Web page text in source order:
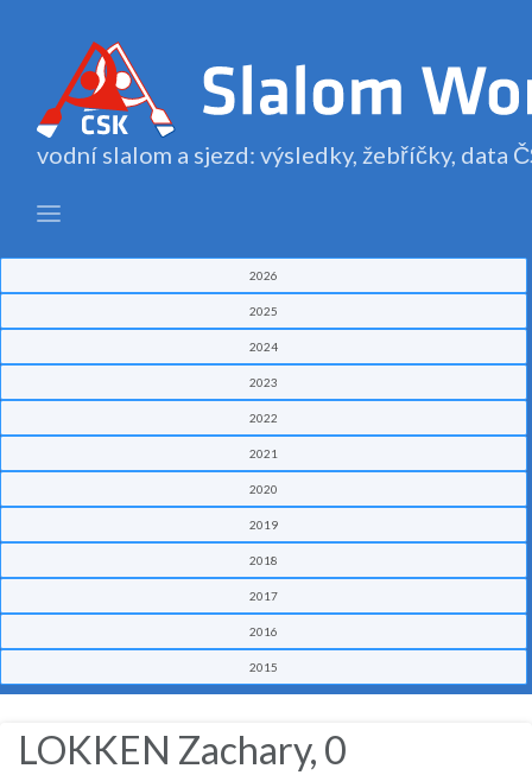
vodní slalom a sjezd: výsledky, žebříčky, data
2026
2025
2024
2023
2022
2021
2020
2019
2018
2017
2016
2015
LOKKEN Zachary, 0